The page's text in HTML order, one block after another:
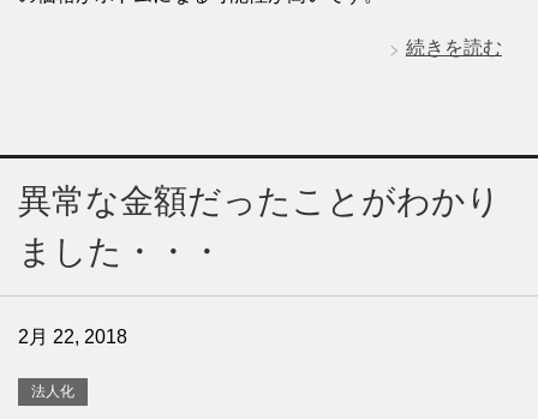
続きを読む
異常な金額だったことがわかり
ました・・・
2月 22, 2018
法人化